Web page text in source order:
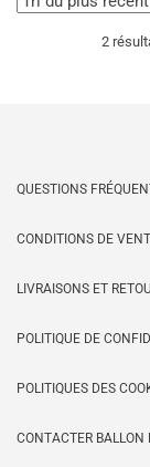
2
QUESTIONS
CONDITIONS DE
LIVRAISONS ET
POLITIQUE DE
POLITIQUES DES
CONTACTER BALLON